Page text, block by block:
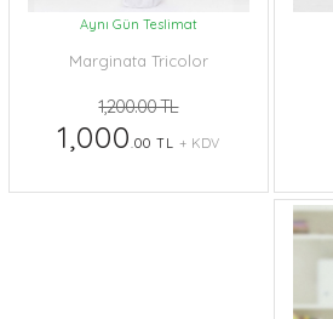
Aynı Gün Teslimat
Marginata Tricolor
1,200.00 TL
1,000.00 TL+ KDV